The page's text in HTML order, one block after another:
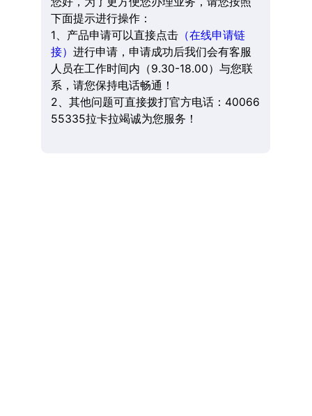
下面提示进行操作：
1、产品申请可以直接点击（在线申请链
接） 进行申请，申请成功后我们会有客服
人员在工作时间内（9.30-18.00）与您联
系，请您保持电话畅通！
2、其他问题可直接拨打官方电话：40066
55335拉卡拉竭诚为您服务！